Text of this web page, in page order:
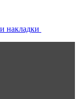
накладки